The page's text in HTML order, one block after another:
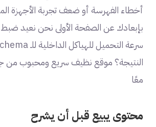
أخطاء الفهرسة أو ضعف تجربة الأجهزة
بإبعادك عن الصفحة الأولى نحن نعيد
النتيجة؟ موقع نظيف سريع ومحبوب من
معًا
محتوى يبيع قبل أن يشرح